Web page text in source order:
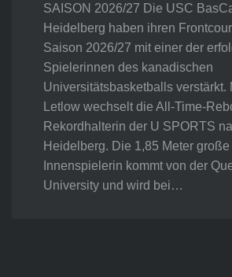
SAISON 2026/27 Die USC
Heidelberg haben ihren
Saison 2026/27 mit einer der
Spielerinnen des kanadischen
Universitätsbasketballs verstärkt.
Letlow wechselt die All-Time-
Rekordhalterin der U SPORTS
Heidelberg. Die 1,85 Meter große
Innenspielerin kommt von der
University und wird bei…